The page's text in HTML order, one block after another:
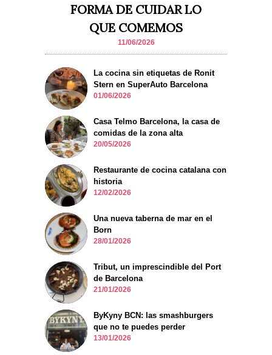
FORMA DE CUIDAR LO
QUE COMEMOS
11/06/2026
La cocina sin etiquetas de Ronit
Stern en SuperAuto Barcelona
01/06/2026
Casa Telmo Barcelona, la casa de
comidas de la zona alta
20/05/2026
Restaurante de cocina catalana con
historia
12/02/2026
Una nueva taberna de mar en el
Born
28/01/2026
Tribut, un imprescindible del Port
de Barcelona
21/01/2026
ByKyny BCN: las smashburgers
que no te puedes perder
13/01/2026